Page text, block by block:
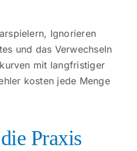
Ignorieren
und das Verwechseln
mit langfristiger
kosten jede Menge
Praxis